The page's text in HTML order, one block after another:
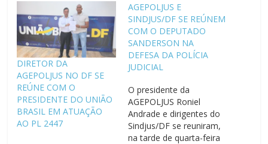
DIRETOR DA
AGEPOLJUS NO DF SE
REÚNE COM O
PRESIDENTE DO UNIÃO
BRASIL EM ATUAÇÃO
AO PL 2447
AGEPOLJUS E
SINDJUS/DF SE REÚNEM
COM O DEPUTADO
SANDERSON NA
DEFESA DA POLÍCIA
JUDICIAL
O presidente da
AGEPOLJUS Roniel
Andrade e dirigentes do
Sindjus/DF se reuniram,
na tarde de quarta-feira